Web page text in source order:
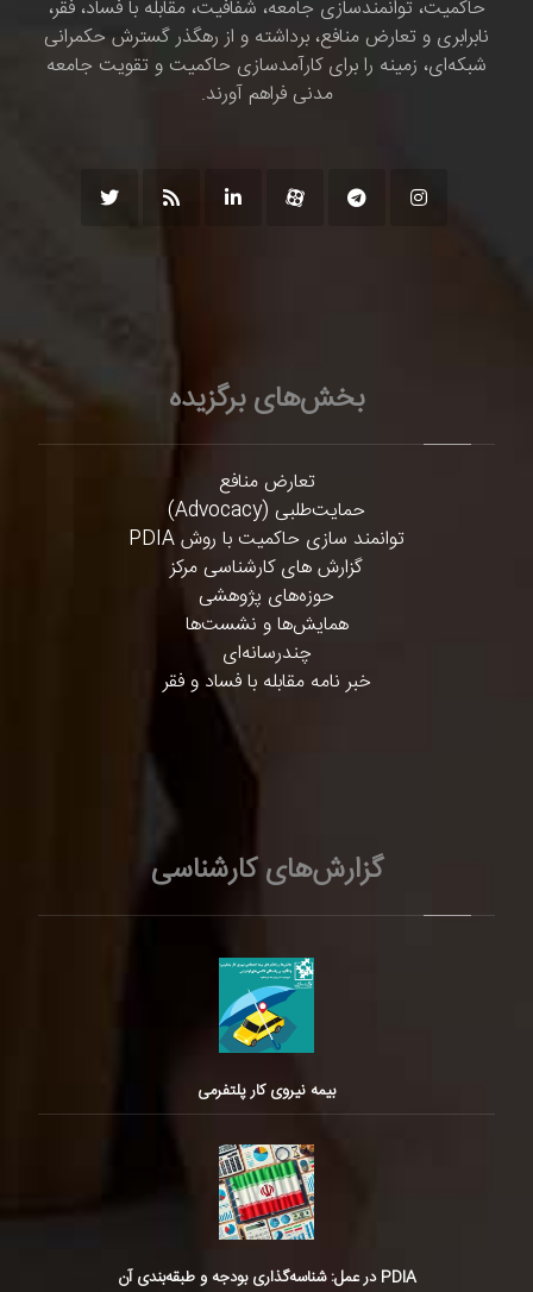
حاکمیت، توانمندسازی جامعه، شفافیت، مقابله با فساد، فقر،
نابرابری و تعارض منافع، برداشته و از رهگذر گسترش حکمرانی
شبکه‌ای، زمینه را برای کارآمدسازی حاکمیت و تقویت جامعه
مدنی فراهم آورند.
بخش‌های برگزیده
تعارض منافع
حمایت‌طلبی (Advocacy)
توانمند سازی حاکمیت با روش PDIA
گزارش های کارشناسی مرکز
حوزه‌های پژوهشی
همایش‌ها و نشست‌ها
چندرسانه‌ای
خبر نامه مقابله با فساد و فقر
گزارش‌های کارشناسی
بیمه نیروی کار پلتفرمی
PDIA در عمل: شناسه‌گذاری بودجه و طبقه‌بندی آن